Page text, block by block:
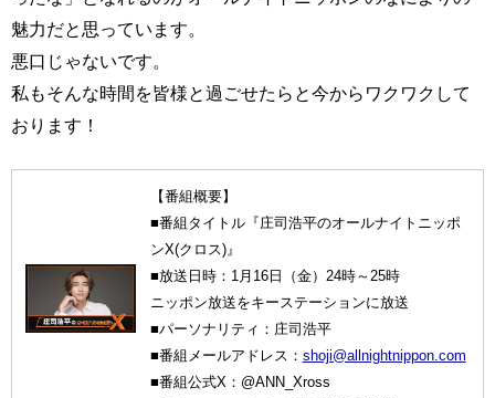
魅力だと思っています。
悪口じゃないです。
私もそんな時間を皆様と過ごせたらと今からワクワクして
おります！
【番組概要】
■番組タイトル『庄司浩平のオールナイトニッポ
ンX(クロス)』
■放送日時：1月16日（金）24時～25時
ニッポン放送をキーステーションに放送
■パーソナリティ：庄司浩平
■番組メールアドレス： shoji@allnightnippon.com
■番組公式X：@ANN_Xross